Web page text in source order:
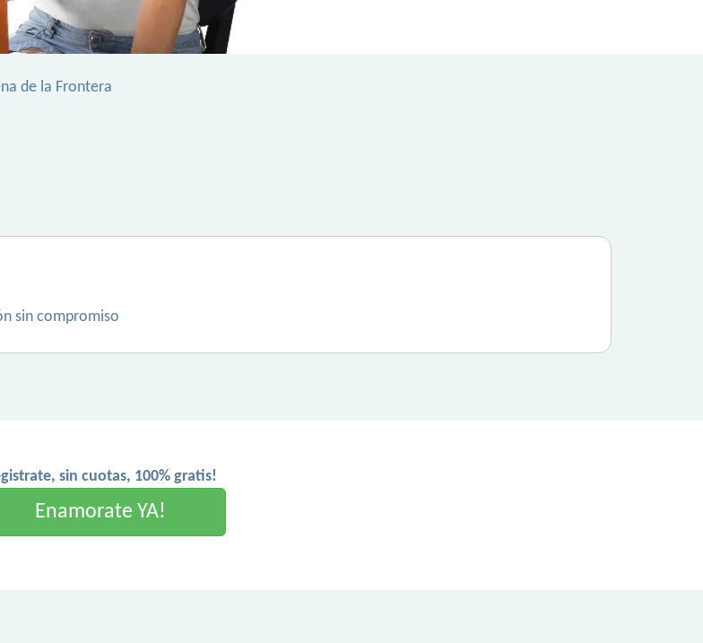
de la Frontera
sin compromiso
sin cuotas, 100% gratis!
Enamorate YA!